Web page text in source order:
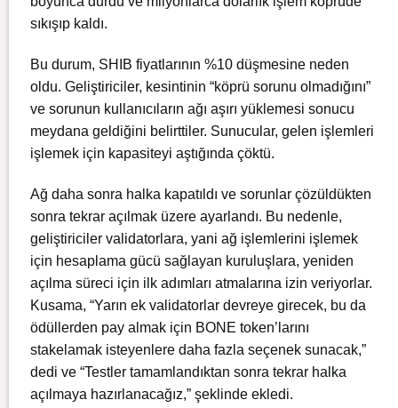
sıkışıp kaldı.
Bu durum, SHIB fiyatlarının %10 düşmesine neden
oldu. Geliştiriciler, kesintinin “köprü sorunu olmadığını”
ve sorunun kullanıcıların ağı aşırı yüklemesi sonucu
meydana geldiğini belirttiler. Sunucular, gelen işlemleri
işlemek için kapasiteyi aştığında çöktü.
Ağ daha sonra halka kapatıldı ve sorunlar çözüldükten
sonra tekrar açılmak üzere ayarlandı. Bu nedenle,
geliştiriciler validatorlara, yani ağ işlemlerini işlemek
için hesaplama gücü sağlayan kuruluşlara, yeniden
açılma süreci için ilk adımları atmalarına izin veriyorlar.
Kusama, “Yarın ek validatorlar devreye girecek, bu da
ödüllerden pay almak için BONE token’larını
stakelamak isteyenlere daha fazla seçenek sunacak,”
dedi ve “Testler tamamlandıktan sonra tekrar halka
açılmaya hazırlanacağız,” şeklinde ekledi.